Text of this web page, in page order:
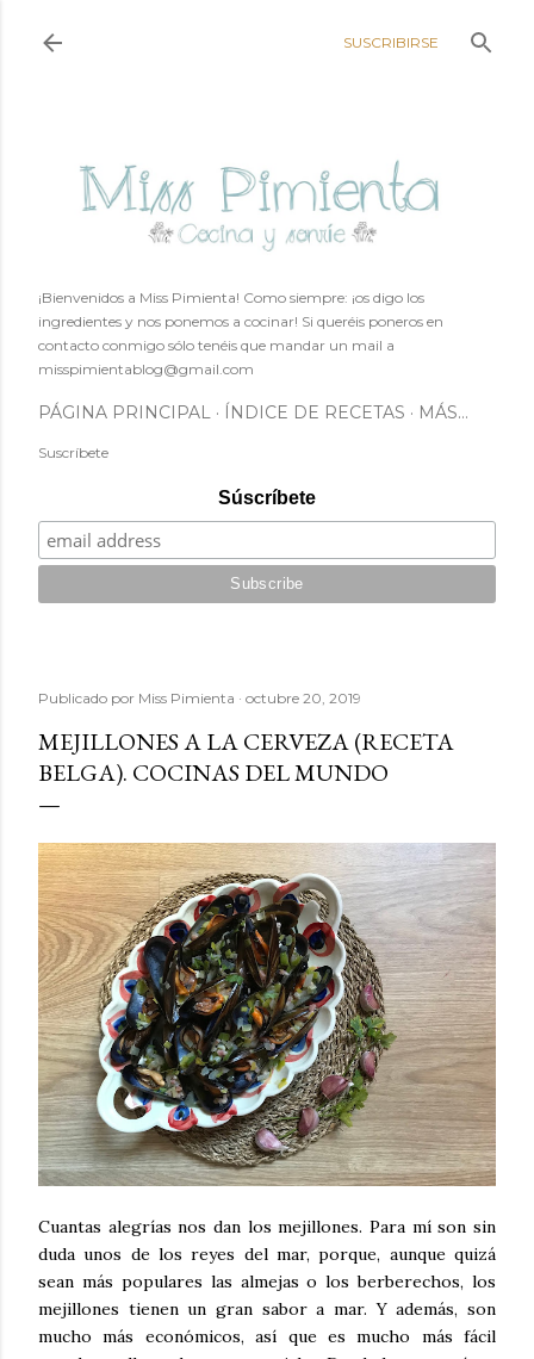
SUSCRIBIRSE
¡Bienvenidos a Miss Pimienta! Como siempre: ¡os digo los
ingredientes y nos ponemos a cocinar! Si queréis poneros en
contacto conmigo sólo tenéis que mandar un mail a
misspimientablog@gmail.com
PÁGINA PRINCIPAL ÍNDICE DE RECETAS MÁS…
Suscríbete
Súscríbete
Publicado por Miss Pimienta octubre 20, 2019
MEJILLONES A LA CERVEZA (RECETA
BELGA). COCINAS DEL MUNDO
Cuantas alegrías nos dan los mejillones. Para mí son sin
duda unos de los reyes del mar, porque, aunque quizá
sean más populares las almejas o los berberechos, los
mejillones tienen un gran sabor a mar. Y además, son
mucho más económicos, así que es mucho más fácil